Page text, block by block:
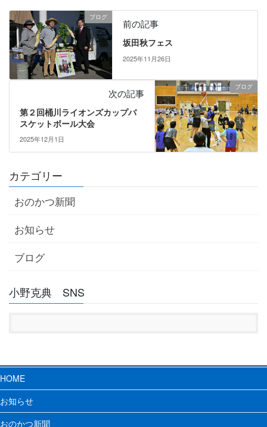
ブログ
前の記事
坂田秋フェス
2025年11月26日
ブログ
次の記事
第２回桶川ライオンズカップバ
スケットボール大会
2025年12月1日
カテゴリー
おのかつ新聞
お知らせ
ブログ
小野克典 SNS
HOME
お知らせ
おのかつ新聞